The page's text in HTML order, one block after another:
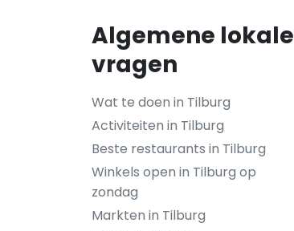
Algemene lokale
vragen
Wat te doen in Tilburg
Activiteiten in Tilburg
Beste restaurants in Tilburg
Winkels open in Tilburg op
zondag
Markten in Tilburg